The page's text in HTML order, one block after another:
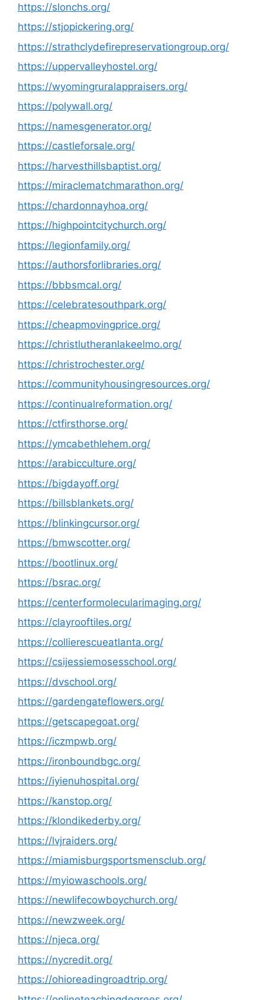
https://slonchs.org/
https://stjopickering.org/
https://strathclydefirepreservationgroup.org/
https://uppervalleyhostel.org/
https://wyomingruralappraisers.org/
https://polywall.org/
https://namesgenerator.org/
https://castleforsale.org/
https://harvesthillsbaptist.org/
https://miraclematchmarathon.org/
https://chardonnayhoa.org/
https://highpointcitychurch.org/
https://legionfamily.org/
https://authorsforlibraries.org/
https://bbbsmcal.org/
https://celebratesouthpark.org/
https://cheapmovingprice.org/
https://christlutheranlakeelmo.org/
https://christrochester.org/
https://communityhousingresources.org/
https://continualreformation.org/
https://ctfirsthorse.org/
https://ymcabethlehem.org/
https://arabicculture.org/
https://bigdayoff.org/
https://billsblankets.org/
https://blinkingcursor.org/
https://bmwscotter.org/
https://bootlinux.org/
https://bsrac.org/
https://centerformolecularimaging.org/
https://clayrooftiles.org/
https://collierescueatlanta.org/
https://csijessiemosesschool.org/
https://dvschool.org/
https://gardengateflowers.org/
https://getscapegoat.org/
https://iczmpwb.org/
https://ironboundbgc.org/
https://iyienuhospital.org/
https://kanstop.org/
https://klondikederby.org/
https://lvjraiders.org/
https://miamisburgsportsmensclub.org/
https://myiowaschools.org/
https://newlifecowboychurch.org/
https://newzweek.org/
https://njeca.org/
https://nycredit.org/
https://ohioreadingroadtrip.org/